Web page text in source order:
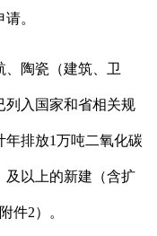
。
陶瓷（建筑、卫
列入国家和省相关规
排放1万吨二氧化碳
及以上的新建（含扩
件2）。